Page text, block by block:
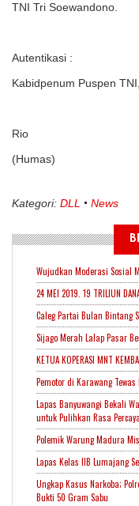
TNI Tri Soewandono.
Autentikasi :
Kabidpenum Puspen
Rio
(Humas)
Kategori: DLL News
Wujudkan Moderasi Sosial
24 MEI 2019. 19 TRILIUN
Caleg Partai Bulan Bintang
Sijago Merah Lalap Pasar
KETUA KOPERASI MNT
Pemotor di Karawang
Lapas Banyuwangi Bekali
untuk Pulihkan Rasa
Polemik Warung Madura
Lapas Kelas IIB Lumajang
Ungkap Kasus Narkoba;
Bukti 50 Gram Sabu